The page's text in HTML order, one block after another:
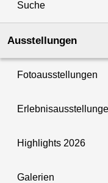
Suche
Ausstellungen
Fotoausstellungen
Highlights 2026
Galerien